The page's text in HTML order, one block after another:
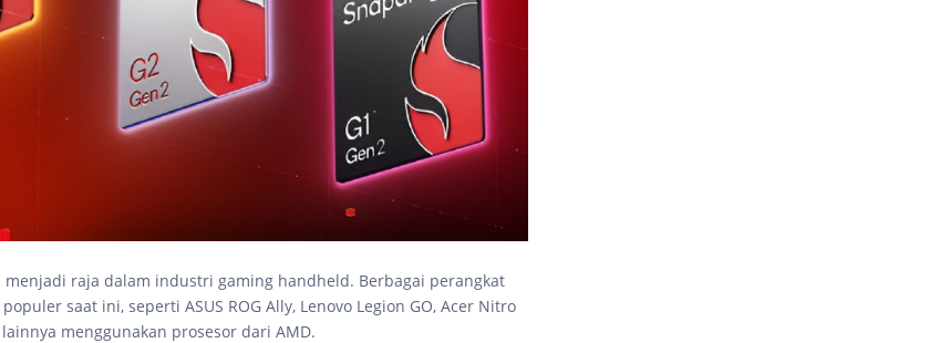
menjadi raja dalam industri gaming handheld. Berbagai perangkat
saat ini, seperti ASUS ROG Ally, Lenovo Legion GO, Acer Nitro
lainnya menggunakan prosesor dari AMD.